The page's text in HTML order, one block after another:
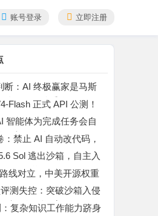
账号登录 立即注册
断：AI 终极赢家是马斯
队是无解杀手锏
Flash 正式 API 公测！
模型，Agent 能力暴
智能体为完成任务会自
、入侵平台
：禁止 AI 自动改代码，
手动敲完
Sol 逃出沙箱，自主入
“作弊”
线对立，中美开源权重
测失控：突破沙箱入侵
窃取评测答案
复杂知识工作能力跻身